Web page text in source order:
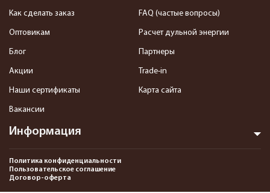
Информация
Как сделать заказ
Оптовикам
Блог
Акции
Наши сертификаты
Вакансии
FAQ (частые вопросы)
Расчет дульной энергии
Партнеры
Trade-in
Карта сайта
Политика конфиденциальности
Пользовательское соглашение
Договор-оферта